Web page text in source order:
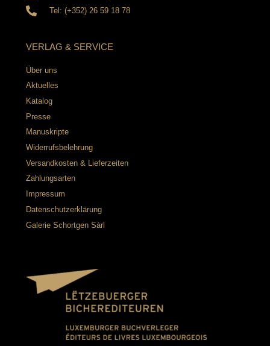
Tel: (+352) 26 59 18 78
VERLAG & SERVICE
Über uns
Aktuelles
Katalog
Presse
Manuskripte
Widerrufsbelehrung
Versandkosten & Lieferzeiten
Zahlungsarten
Impressum
Datenschutzerklärung
Galerie Schortgen Sàrl